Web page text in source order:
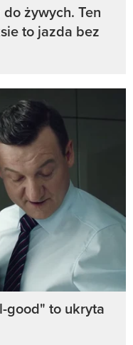
żywych. Ten
to jazda bez
good" to ukryta